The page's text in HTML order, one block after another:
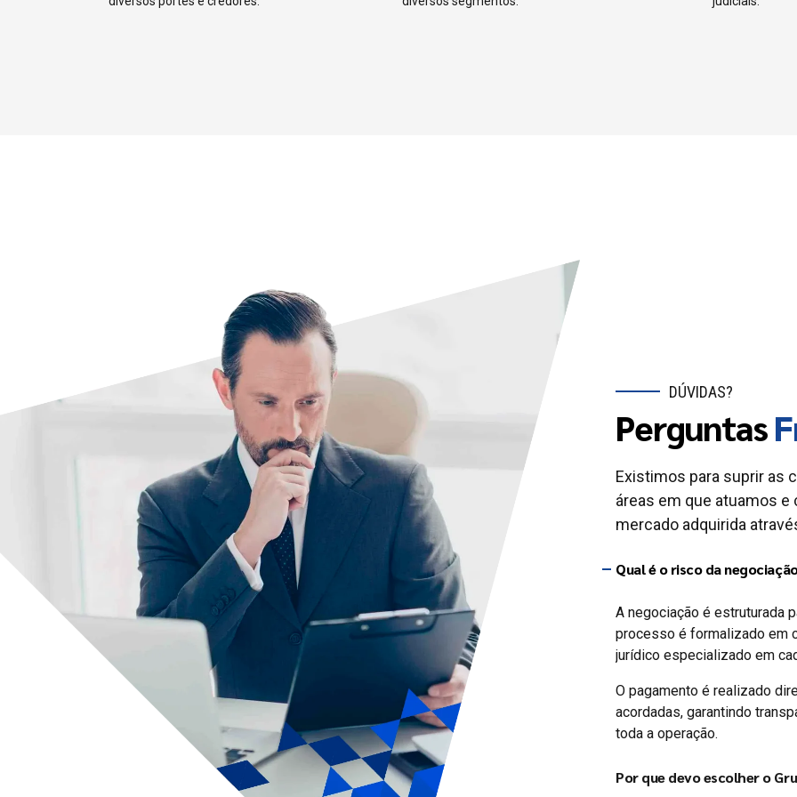
4 4
9
DÚVIDAS?
Perguntas
Existimos para suprir as
áreas em que atuamos
mercado adquirida
Qual é o risco da
A negociação é estruturada
processo é formalizado em
jurídico especializado em
O pagamento é realizado
acordadas, garantindo
toda a operação.
Por que devo escolher o